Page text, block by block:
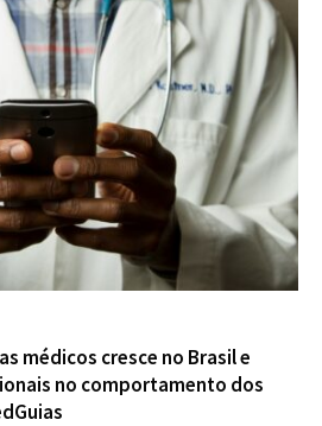
médicos cresce no Brasil e
no comportamento dos